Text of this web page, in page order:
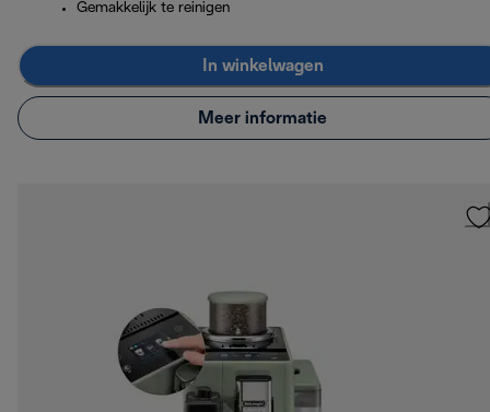
Gemakkelijk te reinigen
In winkelwagen
Meer informatie